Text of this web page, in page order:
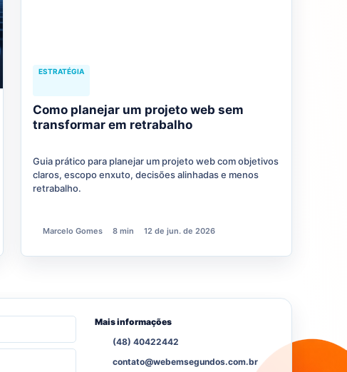
ESTRATÉGIA
Como planejar um projeto web sem
transformar em retrabalho
Guia prático para planejar um projeto web com objetivos
claros, escopo enxuto, decisões alinhadas e menos
retrabalho.
Marcelo Gomes 8 min 12 de jun. de 2026
Mais informações
(48) 40422442
contato@webemsegundos.com.br